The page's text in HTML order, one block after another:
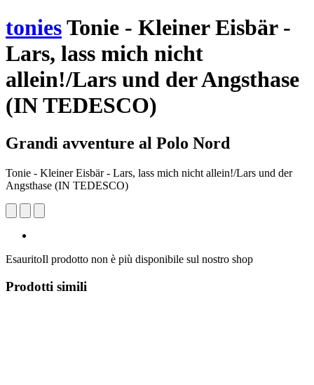
toniesTonie - Kleiner Eisbär -
Lars, lass mich nicht
allein!/Lars und der Angsthase
(IN TEDESCO)
Grandi avventure al Polo Nord
Tonie - Kleiner Eisbär - Lars, lass mich nicht allein!/Lars und der
Angsthase (IN TEDESCO)
EsauritoIl prodotto non è più disponibile sul nostro shop
Prodotti simili